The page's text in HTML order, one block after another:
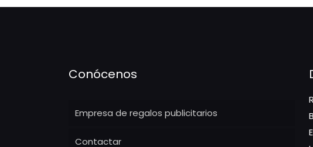
Conócenos
Empresa de regalos publicitarios
Contactar